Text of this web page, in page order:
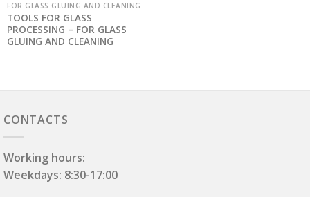
FOR GLASS GLUING AND CLEANING
TOOLS FOR GLASS
PROCESSING – FOR GLASS
GLUING AND CLEANING
CONTACTS
Working hours:
Weekdays: 8:30-17:00